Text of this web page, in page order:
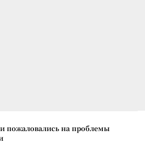
пожаловались на проблемы